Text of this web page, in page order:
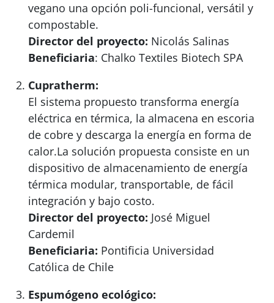
vegano una opción poli-funcional, versátil y
compostable.
Director del proyecto: Nicolás Salinas
Beneficiaria: Chalko Textiles Biotech SPA
Cupratherm:
El sistema propuesto transforma energía
eléctrica en térmica, la almacena en escoria
de cobre y descarga la energía en forma de
calor.La solución propuesta consiste en un
dispositivo de almacenamiento de energía
térmica modular, transportable, de fácil
integración y bajo costo.
Director del proyecto: José Miguel
Cardemil
Beneficiaria: Pontificia Universidad
Católica de Chile
Espumógeno ecológico: